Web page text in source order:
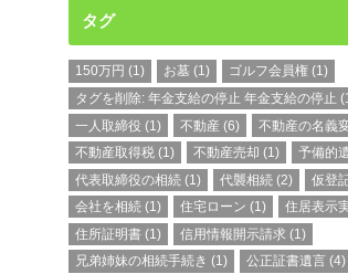
タグ
150万円 (1) お墓 (1) ゴルフ会員権 (1)
タグを削除: 年金支給の停止 年金支給の停止
一人取締役 (1) 不動産 (6) 不動産の名義
不動産取得税 (1) 不動産売却 (1) 予備的
代表取締役の相続 (1) 代襲相続 (2) 仮登
会社を相続 (1) 住宅ローン (1) 住居表示
住所証明書 (1) 信用情報開示請求 (1)
兄弟姉妹の相続手続き (1) 公正証書遺言 (4)